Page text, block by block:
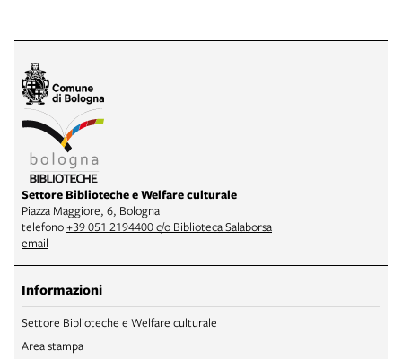
Settore Biblioteche e Welfare culturale
Piazza Maggiore, 6, Bologna
telefono+39 051 2194400 c/o Biblioteca Salaborsa
email
Informazioni
Settore Biblioteche e Welfare culturale
Area stampa